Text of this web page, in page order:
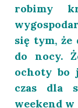
robimy
się tym, że
do nocy.
ochoty bo
czas dla
weekend w